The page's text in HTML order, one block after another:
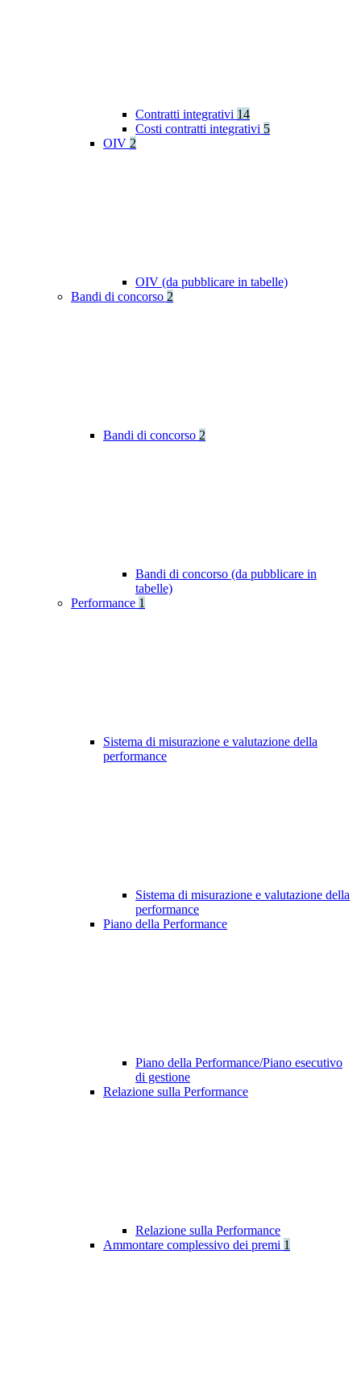
Contratti integrativi 14
Costi contratti integrativi 5
OIV 2
OIV (da pubblicare in tabelle)
Bandi di concorso 2
Bandi di concorso 2
Bandi di concorso (da pubblicare in
tabelle)
Performance 1
Sistema di misurazione e valutazione della
performance
Sistema di misurazione e valutazione della
performance
Piano della Performance
Piano della Performance/Piano esecutivo
di gestione
Relazione sulla Performance
Relazione sulla Performance
Ammontare complessivo dei premi 1